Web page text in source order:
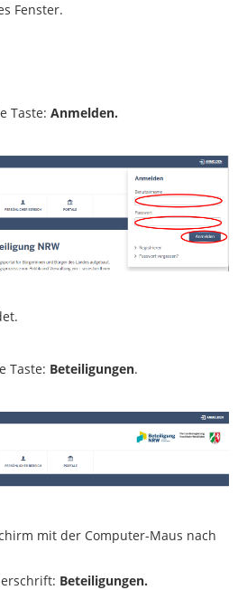
Fenster.
Taste: Anmelden.
Taste: Beteiligungen.
mit der Computer-Maus nach
Beteiligungen.